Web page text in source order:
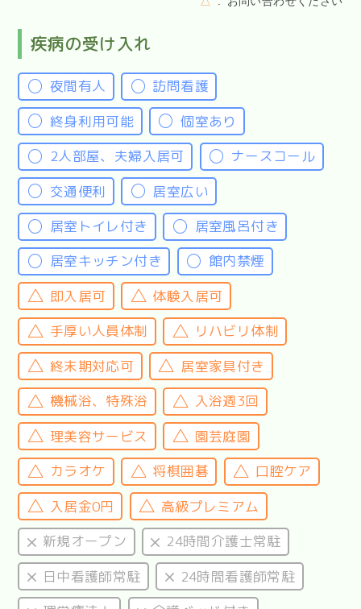
疾病の受け入れ
夜間有人
訪問看護
終身利用可能
個室あり
2人部屋、夫婦入居可
ナースコール
交通便利
居室広い
居室トイレ付き
居室風呂付き
居室キッチン付き
館内禁煙
即入居可
体験入居可
手厚い人員体制
リハビリ体制
終末期対応可
居室家具付き
機械浴、特殊浴
入浴週3回
理美容サービス
園芸庭園
カラオケ
将棋囲碁
口腔ケア
入居金0円
高級プレミアム
新規オープン
24時間介護士常駐
日中看護師常駐
24時間看護師常駐